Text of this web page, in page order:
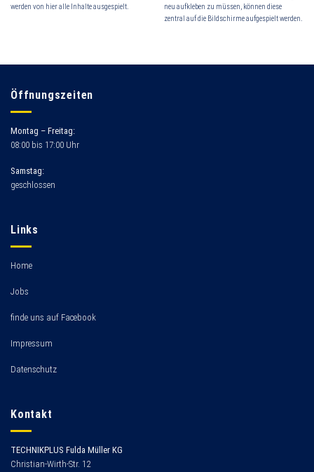
werden von hier alle Inhalte ausgespielt.
neu aufkleben zu müssen, können diese
zentral auf die Bildschirme aufgespielt werden.
Öffnungszeiten
Montag – Freitag:
08:00 bis 17:00 Uhr
Samstag:
geschlossen
Links
Home
Jobs
finde uns auf Facebook
Impressum
Datenschutz
Kontakt
TECHNIKPLUS Fulda Müller KG
Christian-Wirth-Str. 12